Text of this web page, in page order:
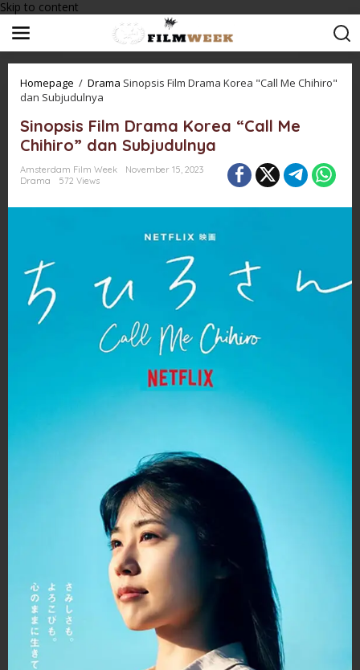
Skip to content
Homepage / Drama Sinopsis Film Drama Korea "Call Me Chihiro"
dan Subjudulnya
Sinopsis Film Drama Korea “Call Me
Chihiro” dan Subjudulnya
Amsterdam Film Week
November 15, 2023
Drama
572 Views